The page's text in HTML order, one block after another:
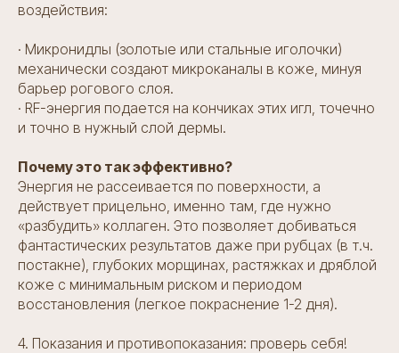
воздействия:
· Микронидлы (золотые или стальные иголочки)
механически создают микроканалы в коже, минуя
барьер рогового слоя.
· RF-энергия подается на кончиках этих игл, точечно
и точно в нужный слой дермы.
Почему это так эффективно?
Энергия не рассеивается по поверхности, а
действует прицельно, именно там, где нужно
«разбудить» коллаген. Это позволяет добиваться
фантастических результатов даже при рубцах (в т.ч.
постакне), глубоких морщинах, растяжках и дряблой
коже с минимальным риском и периодом
восстановления (легкое покраснение 1-2 дня).
4. Показания и противопоказания: проверь себя!